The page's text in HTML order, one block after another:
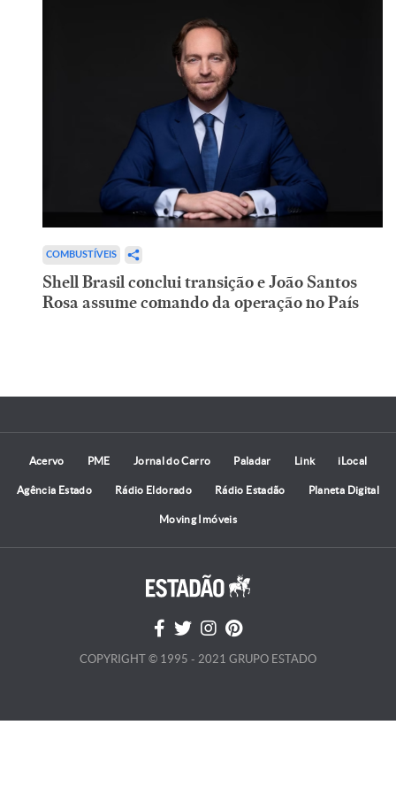
COMBUSTÍVEIS
Shell Brasil conclui transição e João Santos
Rosa assume comando da operação no País
Acervo PME Jornal do Carro Paladar Link iLocal
Agência Estado Rádio Eldorado Rádio Estadão Planeta Digital
Moving Imóveis
COPYRIGHT © 1995 - 2021 GRUPO ESTADO